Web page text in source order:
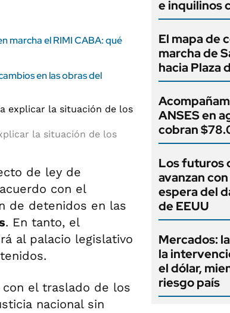
marcha el RIMI CABA: qué
en las obras del
la situación de los
de ley de
con el
de detenidos en las
. En tanto, el
al palacio legislativo
el traslado de los
nacional sin
e inquilinos
El mapa de
marcha de
hacia Plaza
ANSES en
cobran
Los futuros
avanzan
espera del
de EEUU
Mercados:
la
el dólar,
riesgo país